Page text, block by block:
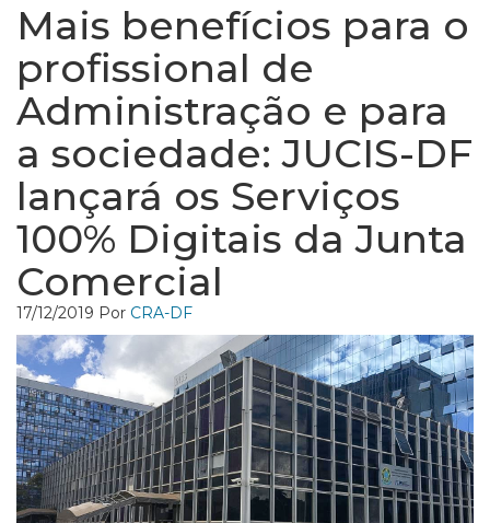
Mais benefícios para o
profissional de
Administração e para
a sociedade: JUCIS-DF
lançará os Serviços
100% Digitais da Junta
Comercial
17/12/2019 Por CRA-DF